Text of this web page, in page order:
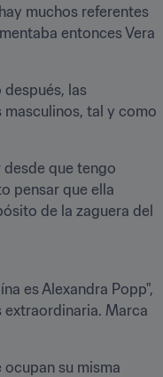
muchos referentes
entonces Vera
las
masculinos, tal y como
desde que tengo
pensar que ella
de la zaguera del
es Alexandra Popp",
extraordinaria. Marca
su misma